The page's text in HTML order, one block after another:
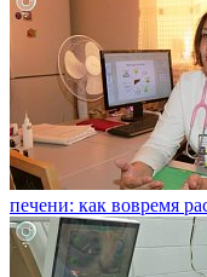
печени: как вовремя